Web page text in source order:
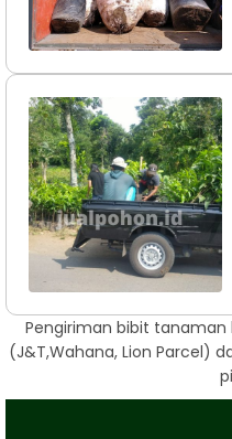
Pengiriman bibit tanaman
(J&T,Wahana, Lion Parcel)